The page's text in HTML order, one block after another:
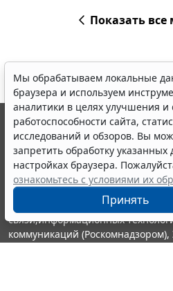
Показать
Мы обрабатываем локальные
браузера и используем
аналитики в целях улучшения и
работоспособности сайта,
исследований и обзоров. Вы
запретить обработку указанных
настройках браузера.
ознакомьтесь с условиями их
Принять
© ООО "НПП "ГАРАНТ-СЕРВИС",
выпускается с 1990 года.
являются участниками
информации ГАРАНТ.
Портал ГАРАНТ.РУ
издания Федеральной службой
связи,информационных
коммуникаций